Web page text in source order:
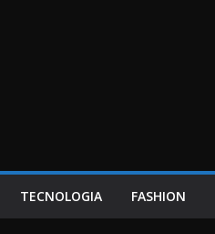
TECNOLOGIA FASHION